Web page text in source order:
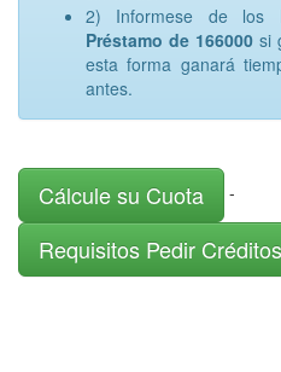
2) Informese de los
Préstamo de 166000si
esta forma ganará
antes.
Cálcule su Cuota -
Requisitos Pedir Créditos